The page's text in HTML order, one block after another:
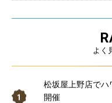
よく
松坂屋上野店でハ
開催